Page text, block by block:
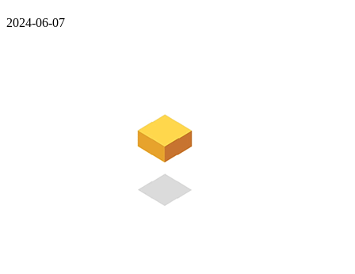
2024-06-07